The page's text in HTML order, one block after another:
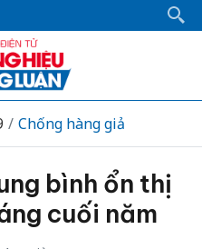
Chống hàng giả
bình ổn thị
cuối năm